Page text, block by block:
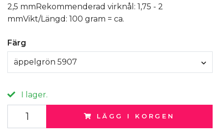
2,5 mmRekommenderad virknål: 1,75 - 2
mmVikt/Längd: 100 gram = ca.
Färg
äppelgrön 5907
I lager.
LÄGG I KORGEN